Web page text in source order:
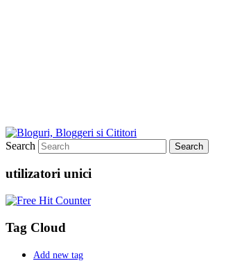
Search
utilizatori unici
Tag Cloud
Add new tag